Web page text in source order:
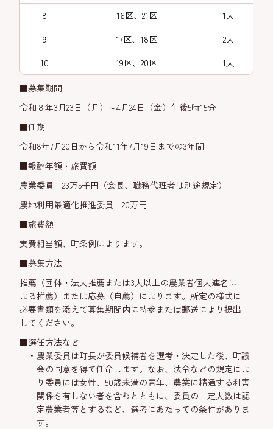
8
16区、21区
1人
9
17区、18区
2人
10
19区、20区 1人
■募集期間
令和８年3月23日（月）～4月24日（金）午後5時15分
■任期
令和8年7月20日から令和11年7月19日までの3年間
■報酬年額・旅費額
農業委員 23万5千円（会長、職務代理者は別途規定）
農地利用最適化推進委員 20万円
■旅費額
実費相当額、町条例によります。
■募集方法
推薦（団体・法人推薦または3人以上の農業者個人連名に
よる推薦）または応募（自薦）によります。所定の様式に
必要書類を添えて募集期間内に持参または郵送により提出
してください。
■選任方法など
農業委員は町長が委員候補者を選考・決定した後、町議
会の同意を得て任命します。なお、法令などの規定によ
り委員には女性、50歳未満の青年、農業に精通する利害
関係を有しない者を含むとともに、委員の一定人数は認
定農業者等とするなど、選考にあたっての条件がありま
す。